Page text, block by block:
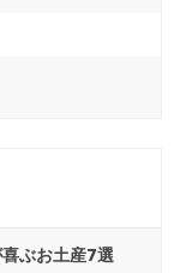
ぶお土産7選